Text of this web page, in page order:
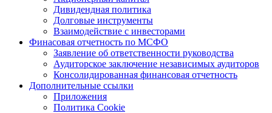
Дивидендная политика
Долговые инструменты
Взаимодействие с инвеcторами
Финасовая отчетность по МСФО
Заявление об ответственности руководства
Аудиторское заключение независимых аудиторов
Консолидированная финансовая отчетность
Дополнительные ссылки
Приложения
Политика Cookie